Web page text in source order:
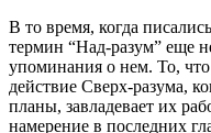
В то время, когда
термин “Над-разум” еще
упоминания о нем. То, что
действие Сверх-разума,
планы, завладевает их
намерение в последних